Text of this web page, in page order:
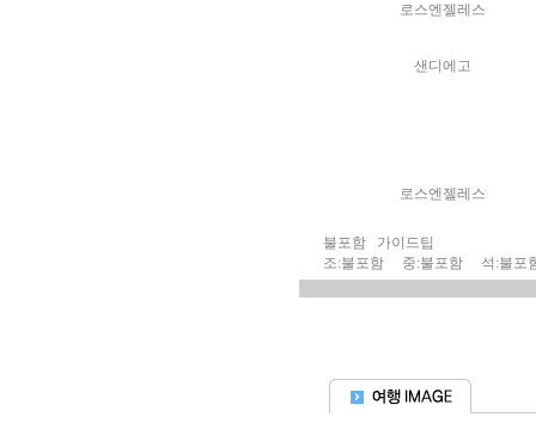
로스엔젤레스
샌디에고
로스엔젤레스
불포함 가이드팁
조:불포함 중:불포함 석:불포